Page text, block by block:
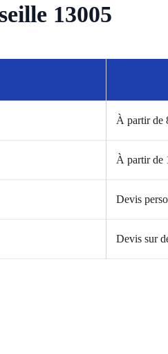
13005
À partir de
À partir de
Devis
Devis sur